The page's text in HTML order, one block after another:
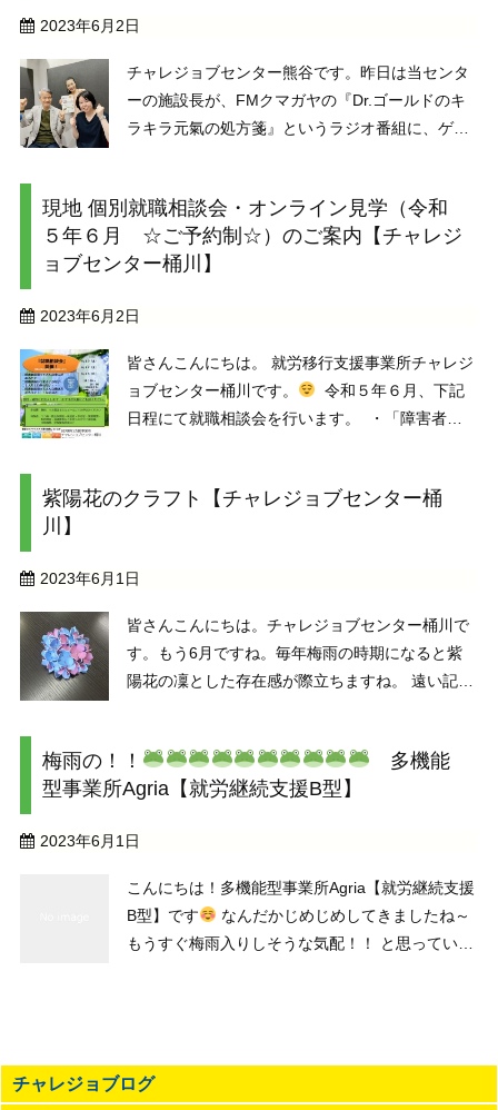
2023年6月2日
チャレジョブセンター熊谷です。昨日は当センタ
ーの施設長が、FMクマガヤの『Dr.ゴールドのキ
ラキラ元氣の処方箋』というラジオ番組に、ゲス
聞いてくださったかな…？と思いきや、「聞き逃
した！」「こ ...
現地 個別就職相談会・オンライン見学（令和
５年６月 ☆ご予約制☆）のご案内【チャレジ
ョブセンター桶川】
2023年6月2日
皆さんこんにちは。 就労移行支援事業所チャレジ
ョブセンター桶川です。
令和５年６月、下記
日程にて就職相談会を行います。 ・「障害者雇
か分からない・・・」 ・「障害者雇 ...
紫陽花のクラフト【チャレジョブセンター桶
川】
2023年6月1日
皆さんこんにちは。チャレジョブセンター桶川で
す。もう6月ですね。毎年梅雨の時期になると紫
陽花の凜とした存在感が際立ちますね。 遠い記憶
もので葉（ガク）が変形したものだと知った時
は、衝撃すぎて ...
梅雨の！！
多機能
型事業所Agria【就労継続支援B型】
2023年6月1日
こんにちは！多機能型事業所Agria【就労継続支援
B型】です
なんだかじめじめしてきましたね～
もうすぐ梅雨入りしそうな気配！！ と思っていた
チャレジョブログ